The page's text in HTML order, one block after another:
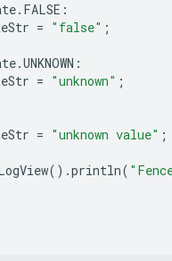
. FALSE :
= "false" ;
.UNKNOWN :
= "unknown" ;
= "unknown value" ;
() .println(